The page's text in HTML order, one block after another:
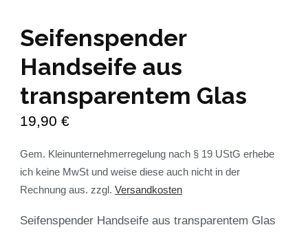
Seifenspender
Handseife aus
transparentem Glas
19,90 €
Gem. Kleinunternehmerregelung nach § 19 UStG erhebe
ich keine MwSt und weise diese auch nicht in der
Rechnung aus. zzgl. Versandkosten
Seifenspender Handseife aus transparentem Glas